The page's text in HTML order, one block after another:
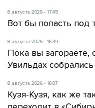
8 августа 2026 - 17:45
Вот бы попасть под
8 августа 2026 - 16:39
Пока вы загораете,
Увильдах
8 августа 2026 - 16:07
Кузя-Кузя, как же